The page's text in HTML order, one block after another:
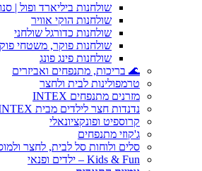
שולחנות ביליארד ופול |
שולחנות הוקי אוויר
שולחנות כדורגל שולחני
שולחנות פוקר, משטחי
שולחנות פינג פונג
🌊 בריכות, מתנפחים ואביזרים
טרמפולינות לבית ולחצר
מזרנים מתנפחים INTEX
נדנדות חצר לילדים מבית INTEX
קרוספיט ופונקציונאלי
ג'קוזי מתנפחים
סלים ולוחות סל לבית, לחצר
Kids & Fun – ילדים ופנאי